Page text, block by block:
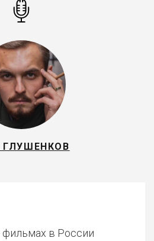
ГЛУШЕНКОВ
в России